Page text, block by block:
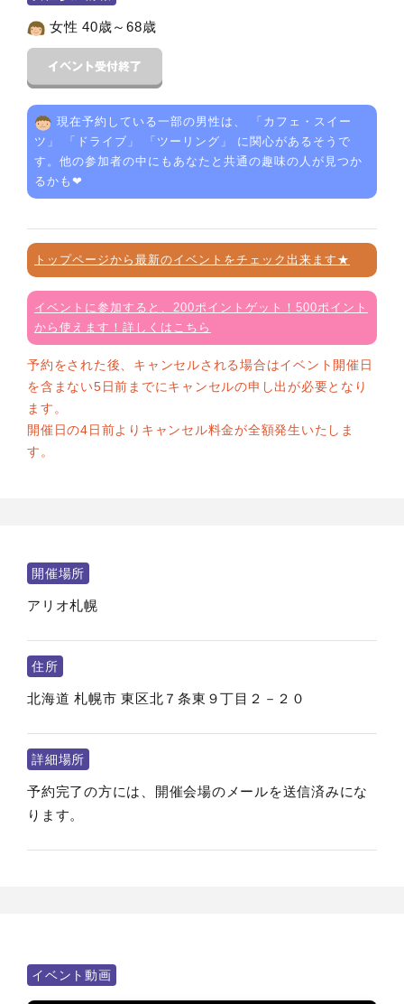
女性 40歳～68歳
現在予約している一部の男性は、 「 カフェ・スイー
ツ 」 「 ドライブ 」 「 ツーリング 」 に関心があるそうで
す。他の参加者の中にもあなたと共通の趣味の人が見つか
るかも❤
トップページから最新のイベントをチェック出来ます★
イベントに参加すると、200ポイントゲット！500ポイント
から使えます！詳しくはこちら
予約をされた後、キャンセルされる場合はイベント開催日
を含まない5日前までにキャンセルの申し出が必要となり
ます。
開催日の4日前よりキャンセル料金が全額発生いたしま
す。
開催場所
アリオ札幌
住所
北海道 札幌市 東区北７条東９丁目２－２０
詳細場所
予約完了の方には、開催会場のメールを送信済みにな
ります。
イベント動画